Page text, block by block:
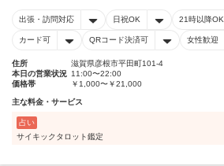
出張・訪問対応 日祝OK 21時以降OK
カード可 QRコード決済可 女性歓迎
住所
滋賀県彦根市平田町101-4
本日の営業状況 11:00〜22:00
価格帯
￥1,000〜￥21,000
主な料金・サービス
占い
サイキックタロット鑑定